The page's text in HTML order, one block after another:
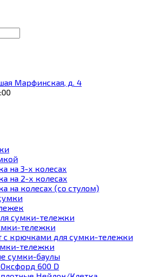
Марфинская, д. 4
на 3-х колесах
на 2-х колесах
на колесах (со стулом)
сумки-тележки
тележки
с крючками для сумки-тележки
тележки
сумки-баулы
600 D